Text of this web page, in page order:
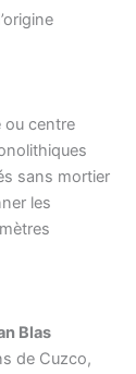
ou centre
sans mortier
les
Blas
de Cuzco,